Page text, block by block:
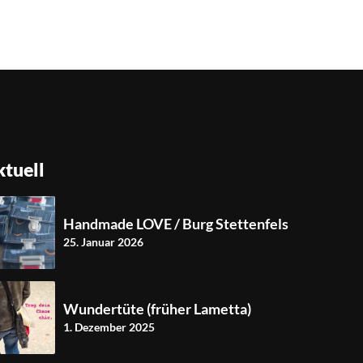
Handmade LOVE / Burg Stettenfels
25. Januar 2026
Wundertüte (früher Lametta)
1. Dezember 2025